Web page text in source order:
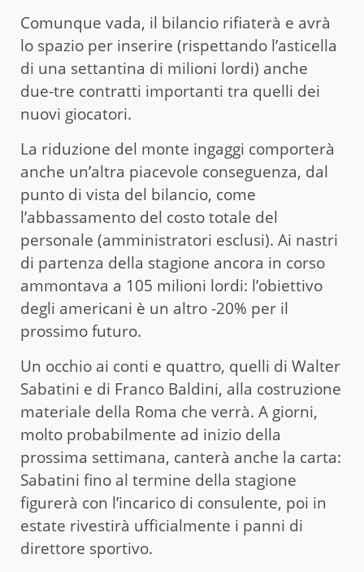
Comunque vada, il bilancio rifiaterà e avrà
lo spazio per inserire (rispettando l’asticella
di una settantina di milioni lordi) anche
due-tre contratti importanti tra quelli dei
nuovi giocatori.
La riduzione del monte ingaggi comporterà
anche un’altra piacevole conseguenza, dal
punto di vista del bilancio, come
l’abbassamento del costo totale del
personale (amministratori esclusi). Ai nastri
di partenza della stagione ancora in corso
ammontava a 105 milioni lordi: l’obiettivo
degli americani è un altro -20% per il
prossimo futuro.
Un occhio ai conti e quattro, quelli di Walter
Sabatini e di Franco Baldini, alla costruzione
materiale della Roma che verrà. A giorni,
molto probabilmente ad inizio della
prossima settimana, canterà anche la carta:
Sabatini fino al termine della stagione
figurerà con l’incarico di consulente, poi in
estate rivestirà ufficialmente i panni di
direttore sportivo.